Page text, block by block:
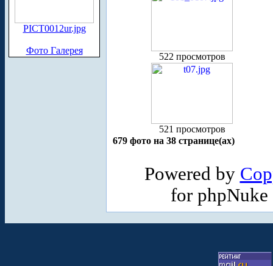
PICT0012ur.jpg
Фото Галерея
522 просмотров
521 просмотров
679 фото на 38 странице(ах)
Powered by
for